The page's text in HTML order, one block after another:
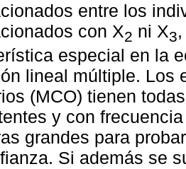
entre los
con X2 ni X3
especial en la
lineal múltiple. Los
(MCO) tienen
y con
grandes para
Si además se